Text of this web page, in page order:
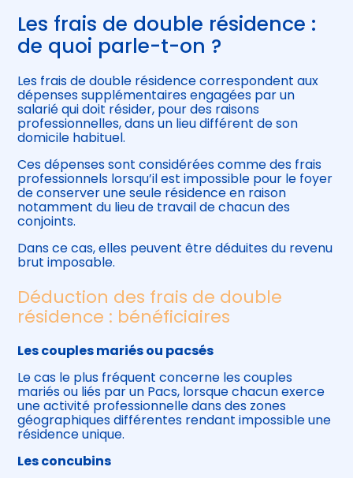
Les frais de double résidence :
de quoi parle-t-on ?
Les frais de double résidence correspondent aux
dépenses supplémentaires engagées par un
salarié qui doit résider, pour des raisons
professionnelles, dans un lieu différent de son
domicile habituel.
Ces dépenses sont considérées comme des frais
professionnels lorsqu’il est impossible pour le foyer
de conserver une seule résidence en raison
notamment du lieu de travail de chacun des
conjoints.
Dans ce cas, elles peuvent être déduites du revenu
brut imposable.
Déduction des frais de double
résidence : bénéficiaires
Les couples mariés ou pacsés
Le cas le plus fréquent concerne les couples
mariés ou liés par un Pacs, lorsque chacun exerce
une activité professionnelle dans des zones
géographiques différentes rendant impossible une
résidence unique.
Les concubins